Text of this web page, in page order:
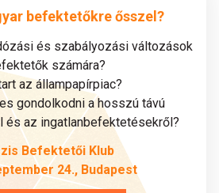
befektetőkre ősszel?
és szabályozási változások
számára?
az állampapírpiac?
gondolkodni a hosszú távú
és az ingatlanbefektetésekről?
Befektetői Klub
24., Budapest